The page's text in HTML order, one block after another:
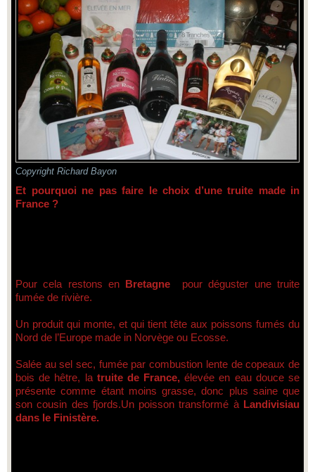
Copyright Richard Bayon
Et pourquoi ne pas faire le choix d’une truite made in
France ?
Pour cela restons en Bretagne pour déguster une truite
fumée de rivière.
Un produit qui monte, et qui tient tête aux poissons fumés du
Nord de l’Europe made in Norvège ou Ecosse.
Salée au sel sec, fumée par combustion lente de copeaux de
bois de hêtre, la truite de France,élevée en eau douce se
présente comme étant moins grasse, donc plus saine que
son cousin des fjords.Un poisson transformé à Landivisiau
dans le Finistère.